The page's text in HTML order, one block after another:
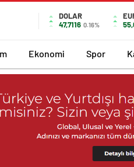
DOLAR
47,7116 0.16%
Ekonomi Spor